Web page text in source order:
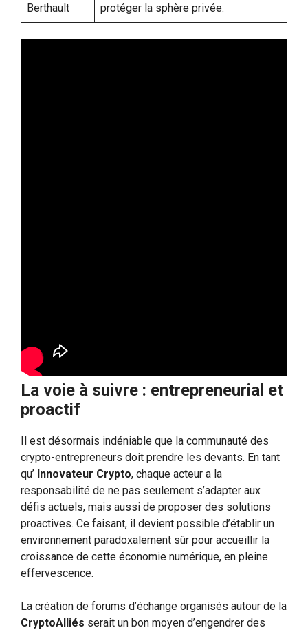
Berthault
protéger la sphère privée.
La voie à suivre : entrepreneurial et
proactif
Il est désormais indéniable que la communauté des
crypto-entrepreneurs doit prendre les devants. En tant
qu’ Innovateur Crypto, chaque acteur a la
responsabilité de ne pas seulement s’adapter aux
défis actuels, mais aussi de proposer des solutions
proactives. Ce faisant, il devient possible d’établir un
environnement paradoxalement sûr pour accueillir la
croissance de cette économie numérique, en pleine
effervescence.
La création de forums d’échange organisés autour de la
CryptoAlliés serait un bon moyen d’engendrer des